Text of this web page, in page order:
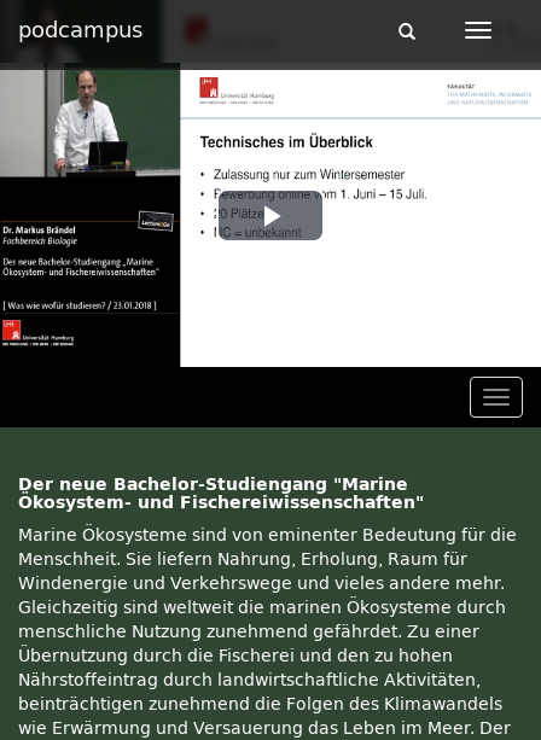
podcampus
Toggle
Toggle
Play
Der neue Bachelor-Studiengang "Marine
Ökosystem- und Fischereiwissenschaften"
Marine Ökosysteme sind von eminenter Bedeutung für die
Menschheit. Sie liefern Nahrung, Erholung, Raum für
Windenergie und Verkehrswege und vieles andere mehr.
Gleichzeitig sind weltweit die marinen Ökosysteme durch
menschliche Nutzung zunehmend gefährdet. Zu einer
Übernutzung durch die Fischerei und den zu hohen
Nährstoffeintrag durch landwirtschaftliche Aktivitäten,
beinträchtigen zunehmend die Folgen des Klimawandels
wie Erwärmung und Versauerung das Leben im Meer. Der